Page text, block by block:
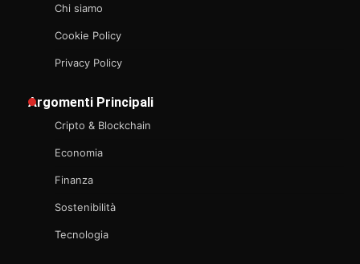
Chi siamo
Cookie Policy
Privacy Policy
Argomenti Principali
Cripto & Blockchain
Economia
Finanza
Sostenibilità
Tecnologia